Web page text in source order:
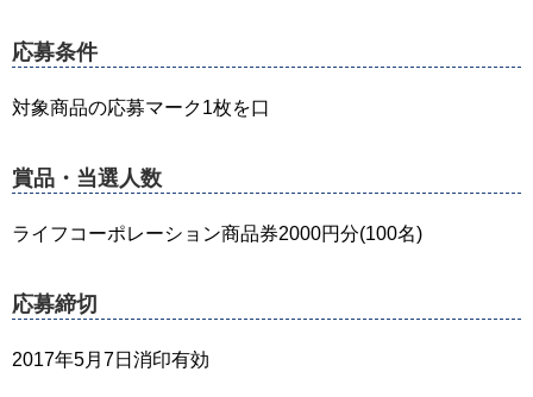
応募条件
対象商品の応募マーク1枚を口
賞品・当選人数
ライフコーポレーション商品券2000円分(100名)
応募締切
2017年5月7日消印有効